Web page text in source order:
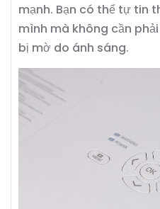
mạnh. Bạn có thể tự tin
mình mà không cần
bị mờ do ánh sáng.